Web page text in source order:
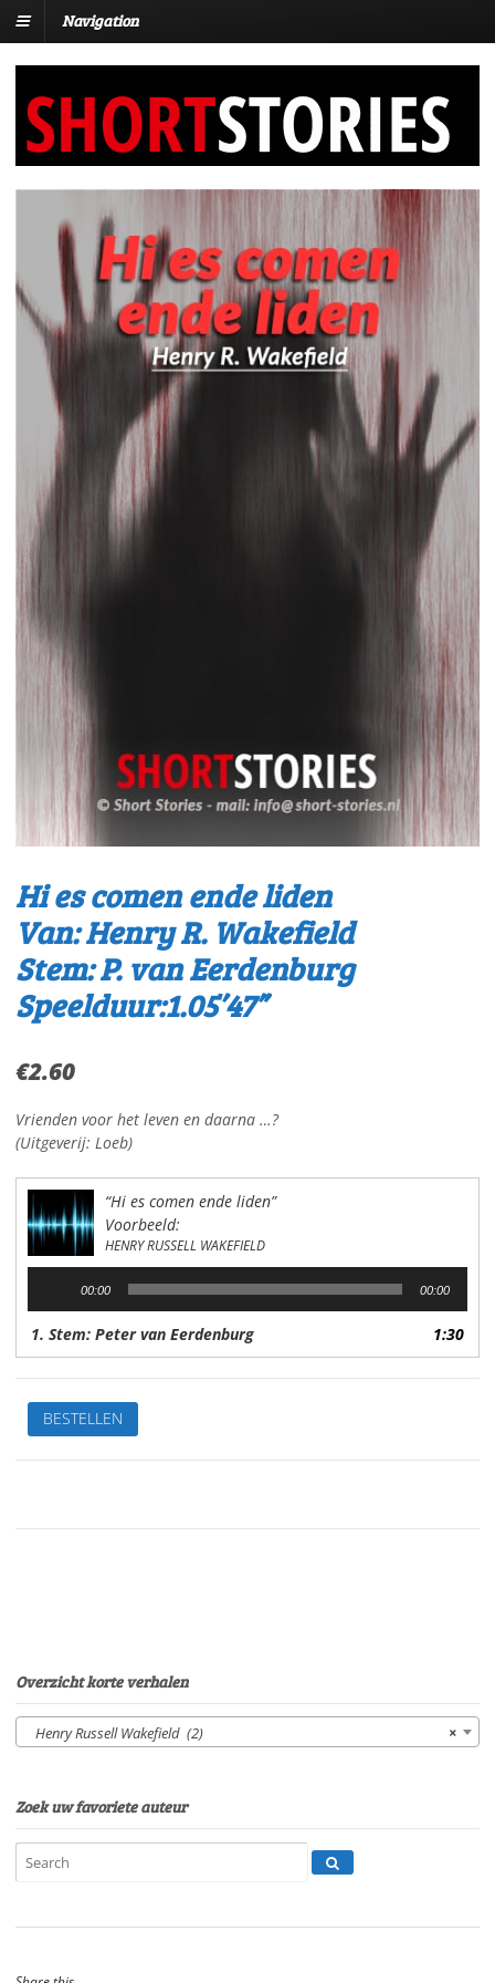
Navigation
Hi es comen ende liden
Van: Henry R. Wakefield
Stem: P. van Eerdenburg
Speelduur:1.05’47”
€2.60
Vrienden voor het leven en daarna …?
(Uitgeverij: Loeb)
“Hi es comen ende liden”
Voorbeeld:
HENRY RUSSELL WAKEFIELD
00:00 00:00
1. Stem: Peter van Eerdenburg 1:30
es
comen
Henry
BESTELLEN
Overzicht korte verhalen
×
Henry Russell Wakefield (2)
Zoek uw favoriete auteur